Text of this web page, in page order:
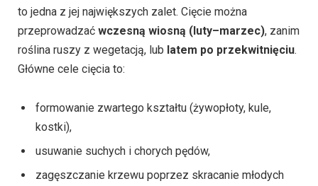
to jedna z jej największych zalet. Cięcie można
przeprowadzać wczesną wiosną (luty–marzec), zanim
roślina ruszy z wegetacją, lub latem po przekwitnięciu.
Główne cele cięcia to:
formowanie zwartego kształtu (żywopłoty, kule,
kostki),
usuwanie suchych i chorych pędów,
zagęszczanie krzewu poprzez skracanie młodych